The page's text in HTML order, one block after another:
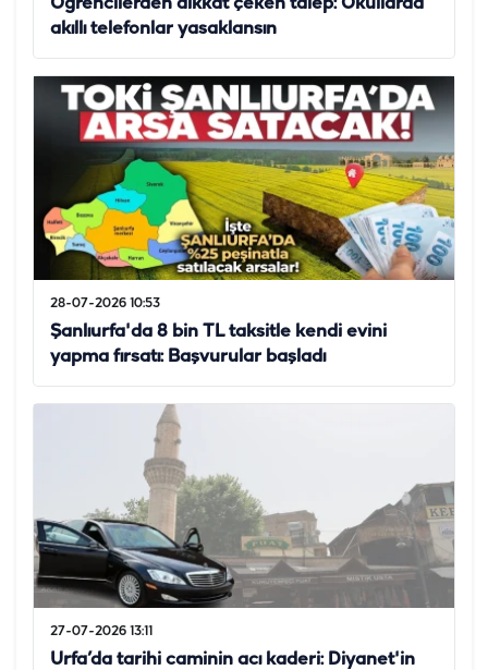
akıllı telefonlar yasaklansın
28-07-2026 10:53
Şanlıurfa'da 8 bin TL taksitle kendi evini
yapma fırsatı: Başvurular başladı
27-07-2026 13:11
Urfa’da tarihi caminin acı kaderi: Diyanet'in